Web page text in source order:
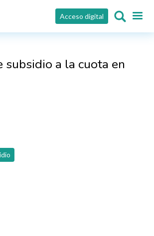
Acceso digital
subsidio a la cuota en